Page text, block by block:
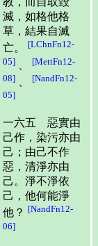
滅，如格他格
草，結果自滅
亡。
[LChnFn12-
05]
[MettFn12-
08]
[NandFn12-
05]
一六五 惡實由
己作，染污亦由
己；由己不作
惡，清淨亦由
己。淨不淨依
己，他何能淨
他？ [NandFn12-
06]